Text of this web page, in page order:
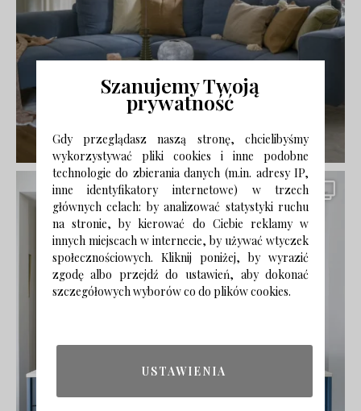
Szanujemy Twoją
prywatność
Gdy przeglądasz naszą stronę, chcielibyśmy
wykorzystywać pliki cookies i inne podobne
technologie do zbierania danych (m.in. adresy IP,
inne identyfikatory internetowe) w trzech
głównych celach: by analizować statystyki ruchu
na stronie, by kierować do Ciebie reklamy w
innych miejscach w internecie, by używać wtyczek
społecznościowych. Kliknij poniżej, by wyrazić
zgodę albo przejdź do ustawień, aby dokonać
szczegółowych wyborów co do plików cookies.
USTAWIENIA